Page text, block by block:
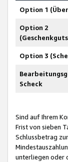
Option 1
Option 2
Option 3
Scheck
Sind auf Ihrem
Frist von sieben
Schlussbetrag
unterliegen oder